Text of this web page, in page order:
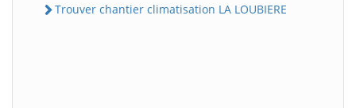
Trouver chantier climatisation LA LOUBIERE